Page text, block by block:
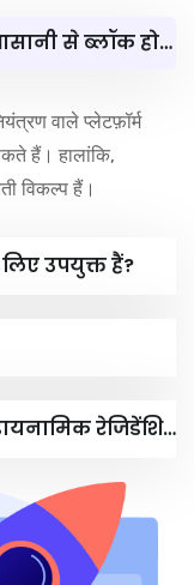
Q1: क्या डायनामिक डेटासेंटर IP आसानी से ब्लॉक हो जाते हैं?
वाले प्लेटफ़ॉर्म
हैं। हालांकि,
विकल्प हैं।
उपयुक्त हैं?
Q4: डायनामिक डेटासेंटर IP और डायनामिक रेजिडेंशियल IP के बीच कैसे चुनें?